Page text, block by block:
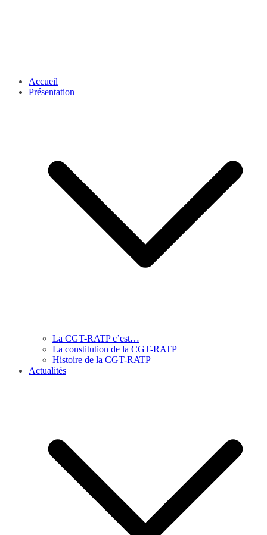
Accueil
Présentation
La CGT-RATP c’est…
La constitution de la CGT-RATP
Histoire de la CGT-RATP
Actualités